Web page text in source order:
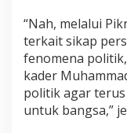
“Nah, melalui
terkait sikap
fenomena
kader
politik agar
untuk bangsa,”